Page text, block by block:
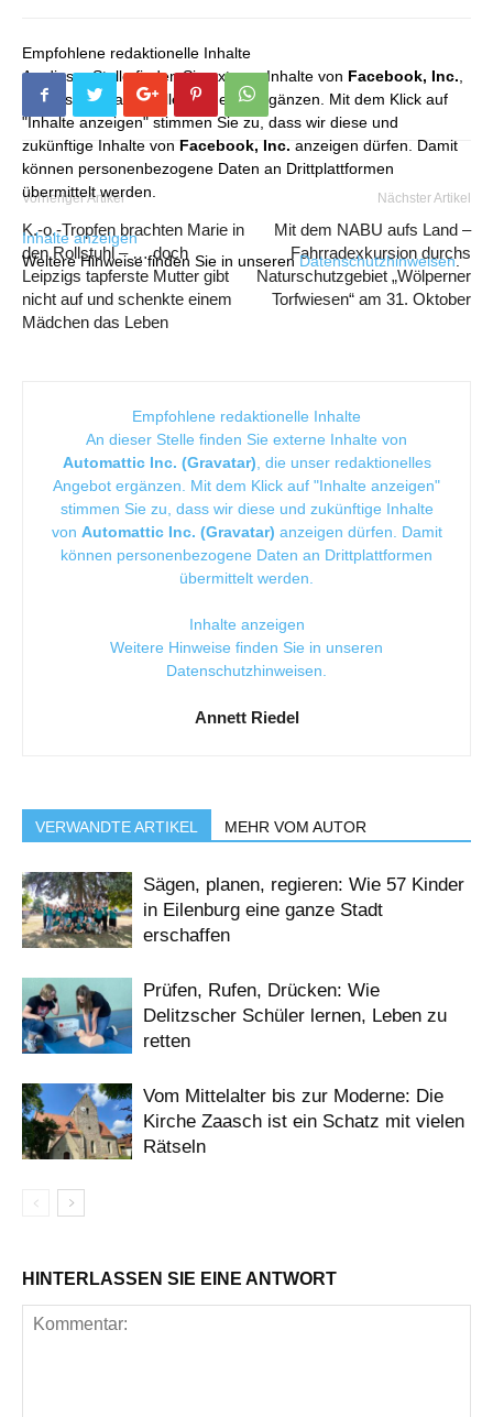
Empfohlene redaktionelle Inhalte
An dieser Stelle finden Sie externe Inhalte von Facebook, Inc.
die unser redaktionelles Angebot ergänzen. Mit dem Klick auf
"Inhalte anzeigen" stimmen Sie zu, dass wir diese und
zukünftige Inhalte von Facebook, Inc. anzeigen dürfen. Damit
können personenbezogene Daten an Drittplattformen
übermittelt werden.
Inhalte anzeigen
Weitere Hinweise finden Sie in unseren Datenschutzhinweisen.
Vorheriger Artikel
K.-o.-Tropfen brachten Marie in
den Rollstuhl – … doch
Leipzigs tapferste Mutter gibt
nicht auf und schenkte einem
Mädchen das Leben
Nächster Artikel
Mit dem NABU aufs Land –
Fahrradexkursion durchs
Naturschutzgebiet „Wölperner
Torfwiesen“ am 31. Oktober
Empfohlene redaktionelle Inhalte
An dieser Stelle finden Sie externe Inhalte von
Automattic Inc. (Gravatar) , die unser redaktionelles
Angebot ergänzen. Mit dem Klick auf "Inhalte anzeigen"
stimmen Sie zu, dass wir diese und zukünftige Inhalte
von Automattic Inc. (Gravatar) anzeigen dürfen. Damit
können personenbezogene Daten an Drittplattformen
übermittelt werden.
Inhalte anzeigen
Weitere Hinweise finden Sie in unseren
Datenschutzhinweisen
Annett Riedel
VERWANDTE ARTIKEL MEHR VOM AUTOR
Sägen, planen, regieren: Wie 57 Kinder
in Eilenburg eine ganze Stadt
erschaffen
Prüfen, Rufen, Drücken: Wie
Delitzscher Schüler lernen, Leben zu
retten
Vom Mittelalter bis zur Moderne: Die
Kirche Zaasch ist ein Schatz mit vielen
Rätseln
HINTERLASSEN SIE EINE ANTWORT